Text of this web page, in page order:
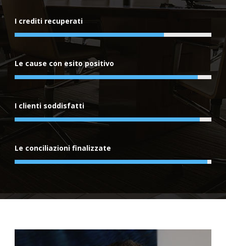
I crediti recuperati
Le cause con esito positivo
I clienti soddisfatti
Le conciliazioni finalizzate